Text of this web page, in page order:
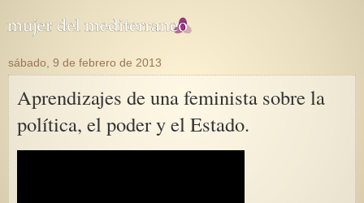
sábado, 9 de febrero de 2013
Aprendizajes de una feminista sobre la
política, el poder y el Estado.